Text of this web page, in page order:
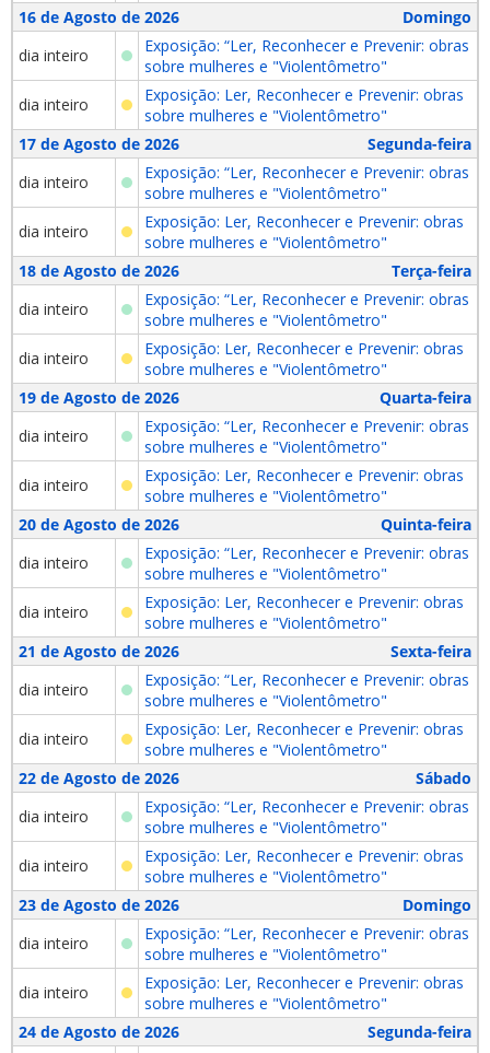
16 de Agosto de 2026
Domingo
dia inteiro
Exposição: “Ler, Reconhecer e Prevenir: obras
sobre mulheres e "Violentômetro"
dia inteiro
Exposição: Ler, Reconhecer e Prevenir: obras
sobre mulheres e "Violentômetro"
17 de Agosto de 2026
Segunda-feira
dia inteiro
Exposição: “Ler, Reconhecer e Prevenir: obras
sobre mulheres e "Violentômetro"
dia inteiro
Exposição: Ler, Reconhecer e Prevenir: obras
sobre mulheres e "Violentômetro"
18 de Agosto de 2026
Terça-feira
dia inteiro
Exposição: “Ler, Reconhecer e Prevenir: obras
sobre mulheres e "Violentômetro"
dia inteiro
Exposição: Ler, Reconhecer e Prevenir: obras
sobre mulheres e "Violentômetro"
19 de Agosto de 2026
Quarta-feira
dia inteiro
Exposição: “Ler, Reconhecer e Prevenir: obras
sobre mulheres e "Violentômetro"
dia inteiro
Exposição: Ler, Reconhecer e Prevenir: obras
sobre mulheres e "Violentômetro"
20 de Agosto de 2026
Quinta-feira
dia inteiro
Exposição: “Ler, Reconhecer e Prevenir: obras
sobre mulheres e "Violentômetro"
dia inteiro
Exposição: Ler, Reconhecer e Prevenir: obras
sobre mulheres e "Violentômetro"
21 de Agosto de 2026
Sexta-feira
dia inteiro
Exposição: “Ler, Reconhecer e Prevenir: obras
sobre mulheres e "Violentômetro"
dia inteiro
Exposição: Ler, Reconhecer e Prevenir: obras
sobre mulheres e "Violentômetro"
22 de Agosto de 2026
Sábado
dia inteiro
Exposição: “Ler, Reconhecer e Prevenir: obras
sobre mulheres e "Violentômetro"
dia inteiro
Exposição: Ler, Reconhecer e Prevenir: obras
sobre mulheres e "Violentômetro"
23 de Agosto de 2026
Domingo
dia inteiro
Exposição: “Ler, Reconhecer e Prevenir: obras
sobre mulheres e "Violentômetro"
dia inteiro
Exposição: Ler, Reconhecer e Prevenir: obras
sobre mulheres e "Violentômetro"
24 de Agosto de 2026
Segunda-feira